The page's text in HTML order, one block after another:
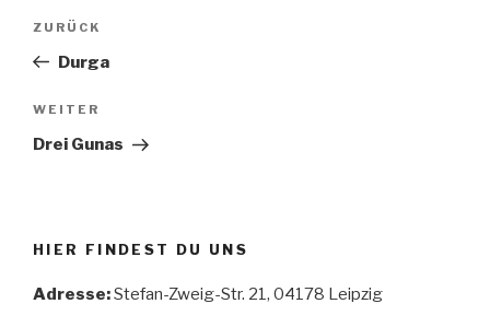
Beitragsnavigation
Vorheriger
Beitrag
ZURÜCK
Durga
Nächster
Beitrag
WEITER
Drei Gunas
HIER FINDEST DU UNS
Adresse:Stefan-Zweig-Str. 21, 04178 Leipzig